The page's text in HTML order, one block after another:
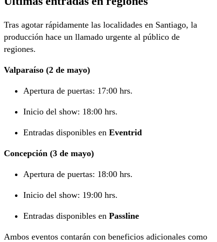
Tras agotar rápidamente las localidades en Santiago, la
producción hace un llamado urgente al público de
regiones.
Valparaíso (2 de mayo)
Apertura de puertas: 17:00 hrs.
Inicio del show: 18:00 hrs.
Entradas disponibles en Eventrid
Concepción (3 de mayo)
Apertura de puertas: 18:00 hrs.
Inicio del show: 19:00 hrs.
Entradas disponibles en Passline
Ambos eventos contarán con beneficios adicionales como